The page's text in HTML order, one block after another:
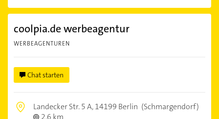
coolpia.de werbeagentur
WERBEAGENTUREN
Chat starten
Landecker Str. 5 A,14199 Berlin (Schmargendorf)
2,6 km